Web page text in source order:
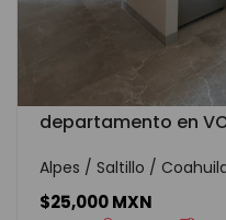
departamento en
Alpes / Saltillo /
$25,000 MXN